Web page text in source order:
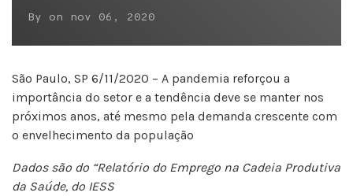
By on nov 06, 2020
São Paulo, SP 6/11/2020 – A pandemia reforçou a
importância do setor e a tendência deve se manter nos
próximos anos, até mesmo pela demanda crescente com
o envelhecimento da população
Dados são do “Relatório do Emprego na Cadeia Produtiva
da Saúde, do IESS